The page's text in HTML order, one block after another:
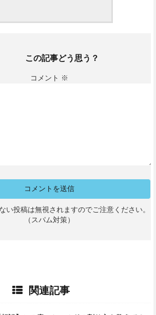
この記事どう思う？
コメント ※
い投稿は無視されますのでご注意ください。
（スパム対策）
関連記事